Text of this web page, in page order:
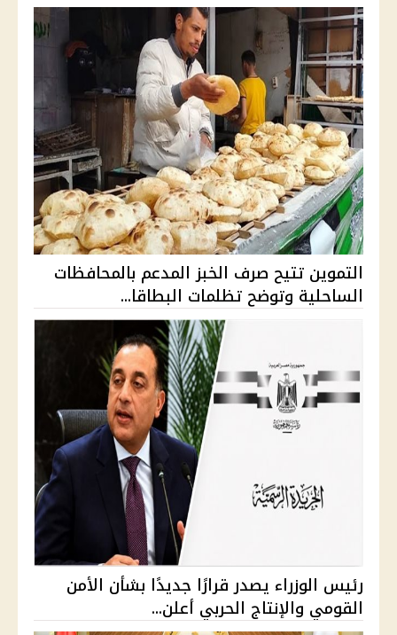
التموين تتيح صرف الخبز المدعم بالمحافظات
الساحلية وتوضح تظلمات البطاقا...
رئيس الوزراء يصدر قرارًا جديدًا بشأن الأمن
القومي والإنتاج الحربي أعلن...